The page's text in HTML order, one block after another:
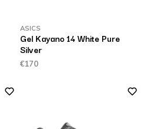
ASICS
Gel Kayano 14 White Pure
Silver
€170